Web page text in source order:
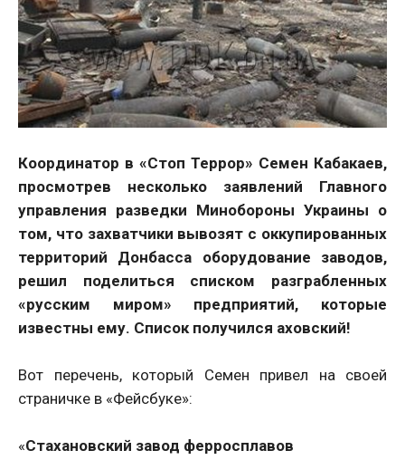
Координатор в «Стоп Террор» Семен Кабакаев,
просмотрев несколько заявлений Главного
управления разведки Минобороны Украины о
том, что захватчики вывозят с оккупированных
территорий Донбасса оборудование заводов,
решил поделиться списком разграбленных
«русским миром» предприятий, которые
известны ему. Список получился аховский!
Вот перечень, который Семен привел на своей
страничке в «Фейсбуке»:
«Стахановский завод ферросплавов